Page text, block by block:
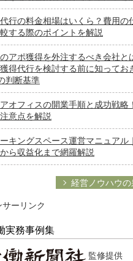
行の料金相場はいくら？費用の
する際のポイントを解説
アポ獲得を外注するべき会社と
得代行を検討する前に知ってお
判断基準
オフィスの開業手順と成功戦略
意点を解説
キングスペース運営マニュアル
ら収益化まで網羅解説
経営ノウハウ
サーリンク
実務事例集
監修提供